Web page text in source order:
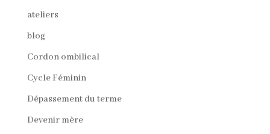
ateliers
blog
Cordon ombilical
Cycle Féminin
Dépassement du terme
Devenir mère